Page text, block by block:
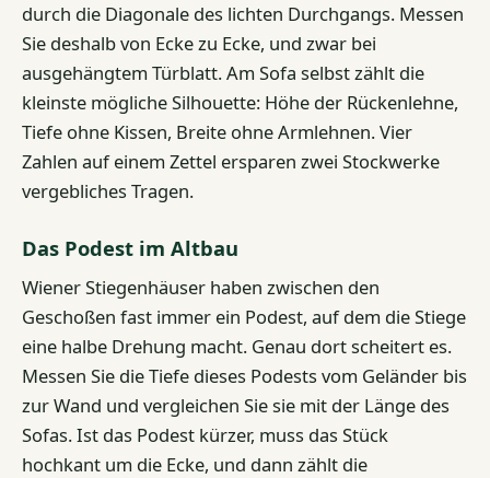
durch die Diagonale des lichten Durchgangs. Messen
Sie deshalb von Ecke zu Ecke, und zwar bei
ausgehängtem Türblatt. Am Sofa selbst zählt die
kleinste mögliche Silhouette: Höhe der Rückenlehne,
Tiefe ohne Kissen, Breite ohne Armlehnen. Vier
Zahlen auf einem Zettel ersparen zwei Stockwerke
vergebliches Tragen.
Das Podest im Altbau
Wiener Stiegenhäuser haben zwischen den
Geschoßen fast immer ein Podest, auf dem die Stiege
eine halbe Drehung macht. Genau dort scheitert es.
Messen Sie die Tiefe dieses Podests vom Geländer bis
zur Wand und vergleichen Sie sie mit der Länge des
Sofas. Ist das Podest kürzer, muss das Stück
hochkant um die Ecke, und dann zählt die